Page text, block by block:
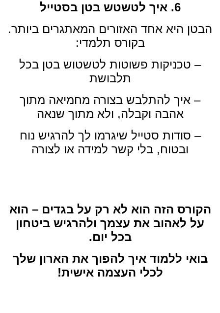
6. איך לטשטש בטן בסטייל
הבטן היא אחד האזורים המאתגרים ביותר.
בקורס תלמדי:
– טכניקות פשוטות לטשטוש בטן בכל
תלבושת
– איך להתלבש בצורה מחמיאה מתוך
אהבה וקבלה, ולא מתוך שנאה
– סודות סטייל שיגרמו לך להרגיש נוח
ובטוח, בלי קשר למידה או לצורה
הקורס הזה הוא לא רק על בגדים – הוא
על לאהוב את עצמך ולהרגיש ביטחון
בכל יום.
בואי ללמוד איך להפוך את הארון שלך
לכלי העצמה אישית!